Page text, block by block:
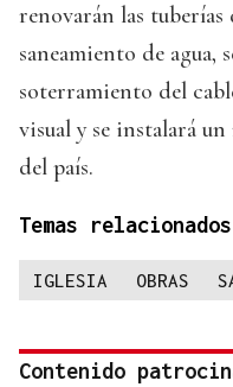
renovarán las
saneamiento de agua,
soterramiento del
visual y se instalará
del país.
Temas relacionados
IGLESIA OBRAS
Contenido